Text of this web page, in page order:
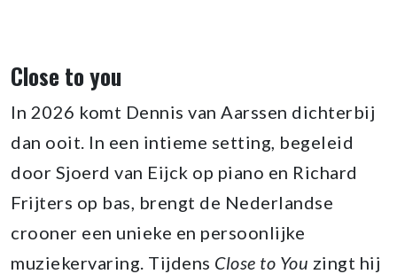
Close to you
In 2026 komt Dennis van Aarssen dichterbij
dan ooit. In een intieme setting, begeleid
door Sjoerd van Eijck op piano en Richard
Frijters op bas, brengt de Nederlandse
crooner een unieke en persoonlijke
muziekervaring. Tijdens Close to You zingt hij